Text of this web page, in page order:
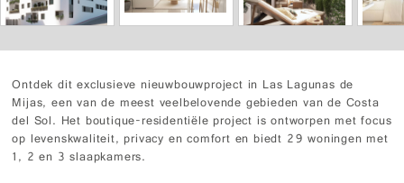
Ontdek dit exclusieve nieuwbouwproject in Las Lagunas de
Mijas, een van de meest veelbelovende gebieden van de Costa
del Sol. Het boutique-residentiële project is ontworpen met focus
op levenskwaliteit, privacy en comfort en biedt 29 woningen met
1, 2 en 3 slaapkamers.